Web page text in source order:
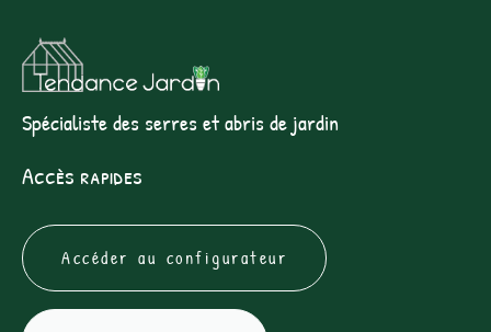
Spécialiste des serres et abris de jardin
Accès rapides
Accéder au configurateur